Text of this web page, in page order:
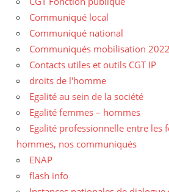
Communiqué local
Communiqué national
Communiqués mobilisation 2022
Contacts utiles et outils CGT IP
droits de l'homme
Egalité au sein de la société
Egalité femmes – hommes
Egalité professionnelle entre les
hommes, nos communiqués
ENAP
flash info